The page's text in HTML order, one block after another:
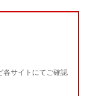
各サイトにてご確認